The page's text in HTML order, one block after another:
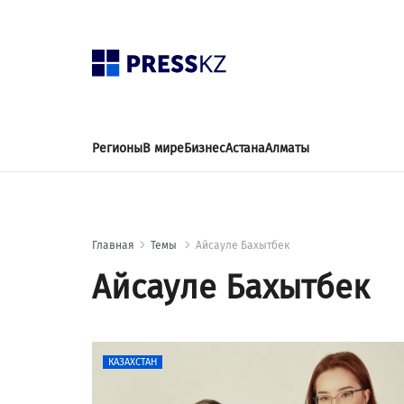
РегионыВ миреБизнесАстанаАлматы
Главная Темы Айсауле Бахытбек
Айсауле Бахытбек
КАЗАХСТАН